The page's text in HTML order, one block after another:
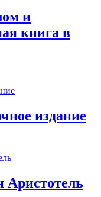
и
книга в
издание
Аристотель